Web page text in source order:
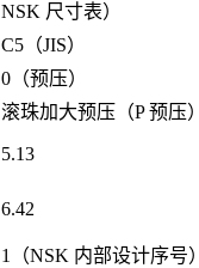
NSK 尺寸表）
C5（JIS）
0（预压）
滚珠加大预压（P 预压）
5.13
6.42
1（NSK 内部设计序号）